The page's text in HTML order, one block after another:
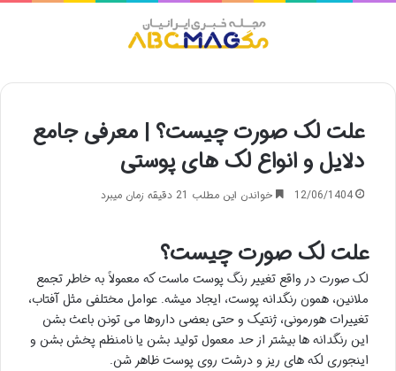
علت لک صورت چیست؟ | معرفی جامع
دلایل و انواع لک های پوستی
12/06/1404 خواندن این مطلب 21 دقیقه زمان میبرد
علت لک صورت چیست؟
لک صورت در واقع تغییر رنگ پوست ماست که معمولاً به خاطر تجمع
ملانین، همون رنگدانه پوست، ایجاد میشه. عوامل مختلفی مثل آفتاب،
تغییرات هورمونی، ژنتیک و حتی بعضی داروها می تونن باعث بشن
این رنگدانه ها بیشتر از حد معمول تولید بشن یا نامنظم پخش بشن و
اینجوری لکه های ریز و درشت روی پوست ظاهر شن.